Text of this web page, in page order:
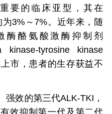
要的临床亚型，其在
3%～7%。近年来，随
酶酪氨酸激酶抑制剂
kinase-tyrosine kinase
市，患者的生存获益不
强效的第三代ALK-TKI，
效抑制第一代及第二代